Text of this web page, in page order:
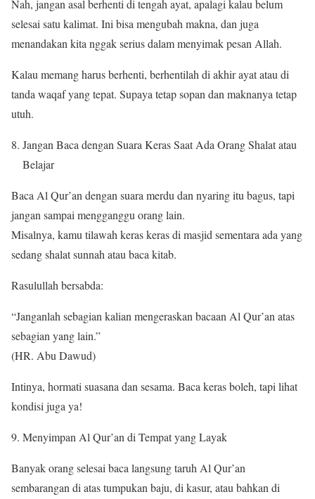
Nah, jangan asal berhenti di tengah ayat, apalagi kalau belum
selesai satu kalimat. Ini bisa mengubah makna, dan juga
menandakan kita nggak serius dalam menyimak pesan Allah.
Kalau memang harus berhenti, berhentilah di akhir ayat atau di
tanda waqaf yang tepat. Supaya tetap sopan dan maknanya tetap
utuh.
Jangan Baca dengan Suara Keras Saat Ada Orang Shalat atau
Belajar
Baca Al Qur’an dengan suara merdu dan nyaring itu bagus, tapi
jangan sampai mengganggu orang lain.
Misalnya, kamu tilawah keras keras di masjid sementara ada yang
sedang shalat sunnah atau baca kitab.
Rasulullah bersabda:
“Janganlah sebagian kalian mengeraskan bacaan Al Qur’an atas
sebagian yang lain.”
(HR. Abu Dawud)
Intinya, hormati suasana dan sesama. Baca keras boleh, tapi lihat
kondisi juga ya!
Menyimpan Al Qur’an di Tempat yang Layak
Banyak orang selesai baca langsung taruh Al Qur’an
sembarangan di atas tumpukan baju, di kasur, atau bahkan di